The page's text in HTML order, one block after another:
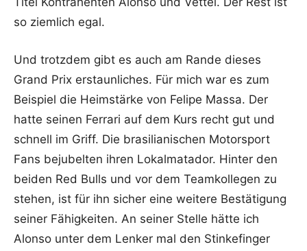
so ziemlich egal.
Und trotzdem gibt es auch am Rande dieses
Grand Prix erstaunliches. Für mich war es zum
Beispiel die Heimstärke von Felipe Massa. Der
hatte seinen Ferrari auf dem Kurs recht gut und
schnell im Griff. Die brasilianischen Motorsport
Fans bejubelten ihren Lokalmatador. Hinter den
beiden Red Bulls und vor dem Teamkollegen zu
stehen, ist für ihn sicher eine weitere Bestätigung
seiner Fähigkeiten. An seiner Stelle hätte ich
Alonso unter dem Lenker mal den Stinkefinger